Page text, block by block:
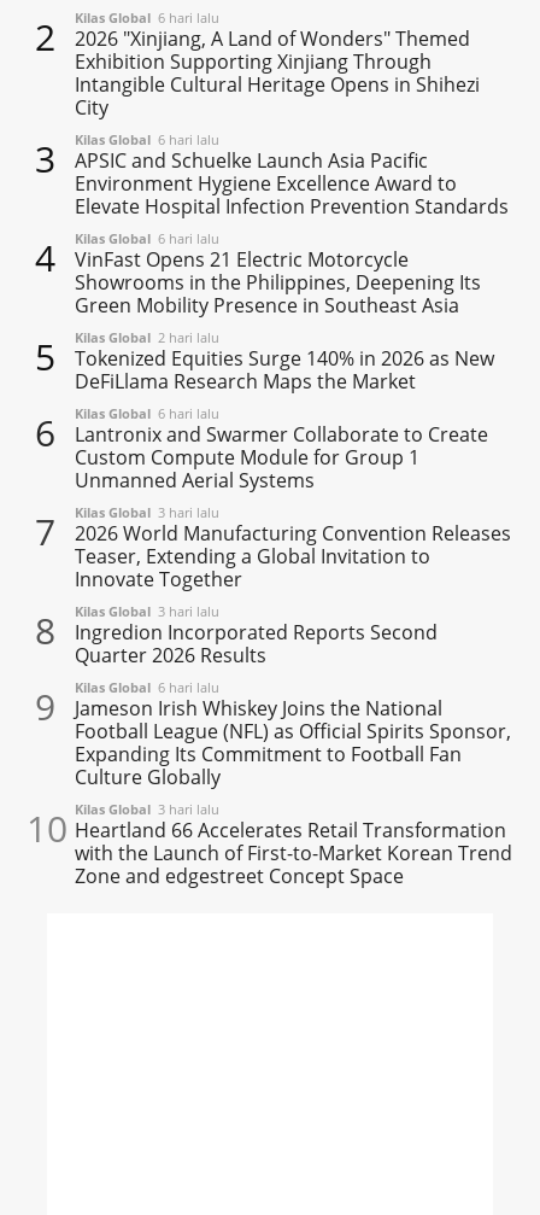
2 Kilas Global 6 hari lalu
2026 "Xinjiang, A Land of Wonders" Themed
Exhibition Supporting Xinjiang Through
Intangible Cultural Heritage Opens in Shihezi
City
3 Kilas Global 6 hari lalu
APSIC and Schuelke Launch Asia Pacific
Environment Hygiene Excellence Award to
Elevate Hospital Infection Prevention Standards
4 Kilas Global 6 hari lalu
VinFast Opens 21 Electric Motorcycle
Showrooms in the Philippines, Deepening Its
Green Mobility Presence in Southeast Asia
5 Kilas Global 2 hari lalu
Tokenized Equities Surge 140% in 2026 as New
DeFiLlama Research Maps the Market
6 Kilas Global 6 hari lalu
Lantronix and Swarmer Collaborate to Create
Custom Compute Module for Group 1
Unmanned Aerial Systems
7 Kilas Global 3 hari lalu
2026 World Manufacturing Convention Releases
Teaser, Extending a Global Invitation to
Innovate Together
8 Kilas Global 3 hari lalu
Ingredion Incorporated Reports Second
Quarter 2026 Results
9 Kilas Global 6 hari lalu
Jameson Irish Whiskey Joins the National
Football League (NFL) as Official Spirits Sponsor,
Expanding Its Commitment to Football Fan
Culture Globally
10 Kilas Global 3 hari lalu
Heartland 66 Accelerates Retail Transformation
with the Launch of First-to-Market Korean Trend
Zone and edgestreet Concept Space